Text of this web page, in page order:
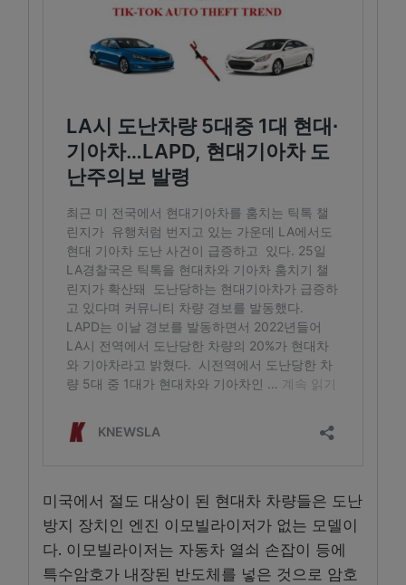
미국에서 절도 대상이 된 현대차 차량들은 도난
방지 장치인 엔진 이모빌라이저가 없는 모델이
다. 이모빌라이저는 자동차 열쇠 손잡이 등에
특수암호가 내장된 반도체를 넣은 것으로 암호